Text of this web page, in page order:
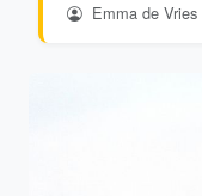
Emma de Vries